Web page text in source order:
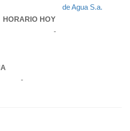
de Agua S.a.
HORARIO HOY
-
-